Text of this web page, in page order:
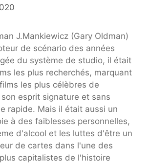
J.Mankiewicz (Gary Oldman)
de scénario des années
du système de studio, il était
les plus recherchés, marquant
les plus célèbres de
esprit signature et sans
rapide. Mais il était aussi un
à des faiblesses personnelles,
d'alcool et les luttes d'être un
de cartes dans l'une des
capitalistes de l'histoire